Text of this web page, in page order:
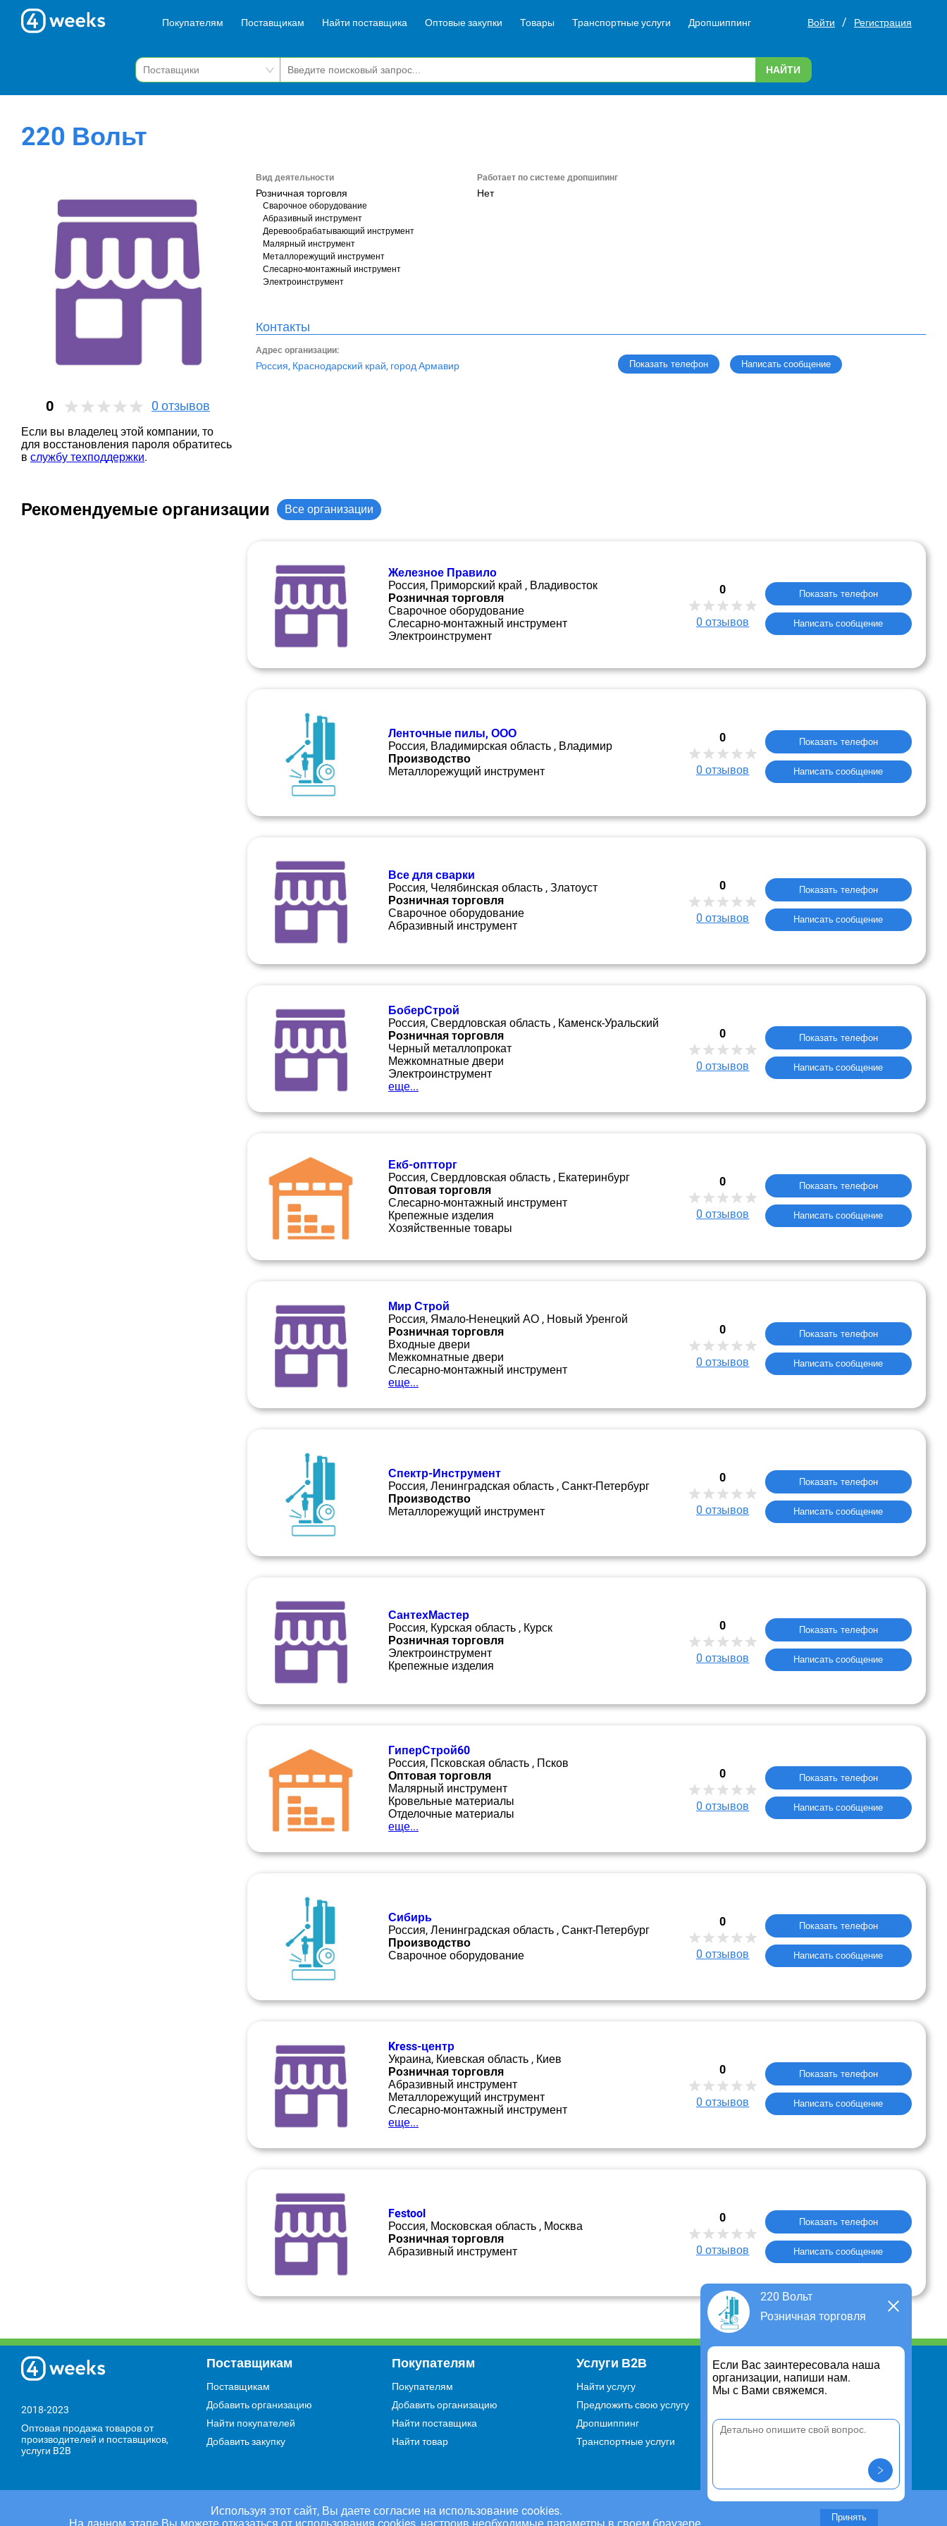
Покупателям Поставщикам Найти поставщика Оптовые закупки Товары Транспортные услуги Дропшиппинг Войти / Регистрация
НАЙТИ
220 Вольт
0 0 отзывов
Если вы владелец этой компании, то
для восстановления пароля обратитесь
в службу техподдержки.
Вид деятельности
Розничная торговля
Сварочное оборудование
Абразивный инструмент
Деревообрабатывающий инструмент
Малярный инструмент
Металлорежущий инструмент
Слесарно-монтажный инструмент
Электроинструмент
Работает по системе дропшипинг
Нет
Контакты
Адрес организации:
Россия, Краснодарский край, город Армавир Показать телефон Написать сообщение
Рекомендуемые организации Все организации
Железное Правило
Россия, Приморский край , Владивосток
Розничная торговля
Сварочное оборудование
Слесарно-монтажный инструмент
Электроинструмент
0
0 отзывов
Показать телефон
Написать сообщение
Ленточные пилы, ООО
Россия, Владимирская область , Владимир
Производство
Металлорежущий инструмент
0
0 отзывов
Показать телефон
Написать сообщение
Все для сварки
Россия, Челябинская область , Златоуст
Розничная торговля
Сварочное оборудование
Абразивный инструмент
0
0 отзывов
Показать телефон
Написать сообщение
БоберСтрой
Россия, Свердловская область , Каменск-Уральский
Розничная торговля
Черный металлопрокат
Межкомнатные двери
Электроинструмент
еще...
0
0 отзывов
Показать телефон
Написать сообщение
Екб-оптторг
Россия, Свердловская область , Екатеринбург
Оптовая торговля
Слесарно-монтажный инструмент
Крепежные изделия
Хозяйственные товары
0
0 отзывов
Показать телефон
Написать сообщение
Мир Строй
Россия, Ямало-Ненецкий АО , Новый Уренгой
Розничная торговля
Входные двери
Межкомнатные двери
Слесарно-монтажный инструмент
еще...
0
0 отзывов
Показать телефон
Написать сообщение
Спектр-Инструмент
Россия, Ленинградская область , Санкт-Петербург
Производство
Металлорежущий инструмент
0
0 отзывов
Показать телефон
Написать сообщение
СантехМастер
Россия, Курская область , Курск
Розничная торговля
Электроинструмент
Крепежные изделия
0
0 отзывов
Показать телефон
Написать сообщение
ГиперСтрой60
Россия, Псковская область , Псков
Оптовая торговля
Малярный инструмент
Кровельные материалы
Отделочные материалы
еще...
0
0 отзывов
Показать телефон
Написать сообщение
Сибирь
Россия, Ленинградская область , Санкт-Петербург
Производство
Сварочное оборудование
0
0 отзывов
Показать телефон
Написать сообщение
Kress-центр
Украина, Киевская область , Киев
Розничная торговля
Абразивный инструмент
Металлорежущий инструмент
Слесарно-монтажный инструмент
еще...
0
0 отзывов
Показать телефон
Написать сообщение
Festool
Россия, Московская область , Москва
Розничная торговля
Абразивный инструмент
0
0 отзывов
Показать телефон
Написать сообщение
220 Вольт
Розничная торговля
Если Вас заинтересовала наша
организации, напиши нам.
Мы с Вами свяжемся.
Используя этот сайт, Вы даете согласие на использование cookies.
На данном этапе Вы можете отказаться от использования cookies, настроив необходимые параметры в своем браузере.
Принять
2018-2023
Оптовая продажа товаров от
производителей и поставщиков,
услуги B2B
Поставщикам
Поставщикам
Добавить организацию
Найти покупателей
Добавить закупку
Покупателям
Покупателям
Добавить организацию
Найти поставщика
Найти товар
Услуги В2В
Найти услугу
Предложить свою услугу
Дропшиппинг
Транспортные услуги
Информация
Для чего существует портал
Правило cookie
предложение